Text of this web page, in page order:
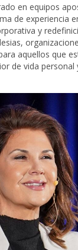
en equipos
de experiencia
y
aquellos que
de vida